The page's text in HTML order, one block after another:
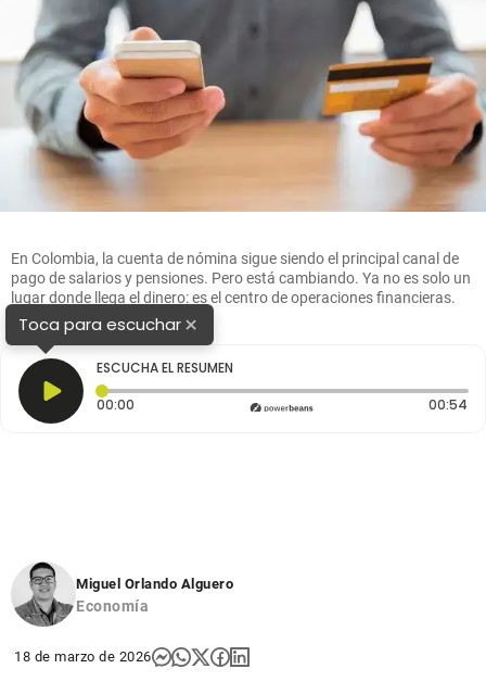
En Colombia, la cuenta de nómina sigue siendo el principal canal de
pago de salarios y pensiones. Pero está cambiando. Ya no es solo un
lugar donde llega el dinero: es el centro de operaciones financieras.
FOTO: Colprensa.
Toca para escuchar×
ESCUCHA EL RESUMEN
00:00 Tiempo transcurrido: 0 segundos 00:54
Miguel Orlando Alguero
Economía
18 de marzo de 2026